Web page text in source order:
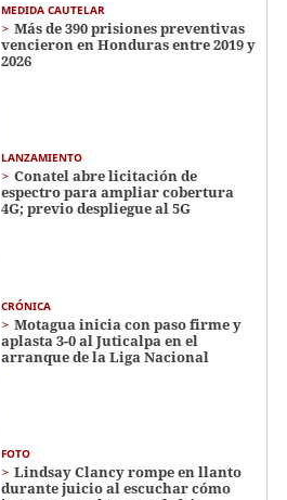
MEDIDA CAUTELAR
Más de 390 prisiones preventivas
vencieron en Honduras entre 2019 y
2026
LANZAMIENTO
Conatel abre licitación de
espectro para ampliar cobertura
4G; previo despliegue al 5G
CRÓNICA
Motagua inicia con paso firme y
aplasta 3-0 al Juticalpa en el
arranque de la Liga Nacional
FOTO
Lindsay Clancy rompe en llanto
durante juicio al escuchar cómo